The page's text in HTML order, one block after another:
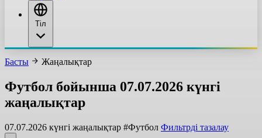
Тіл
Басты Жаңалықтар
Футбол бойынша 07.07.2026 күнгі
жаңалықтар
07.07.2026 күнгі жаңалықтар #Футбол Фильтрді тазалау